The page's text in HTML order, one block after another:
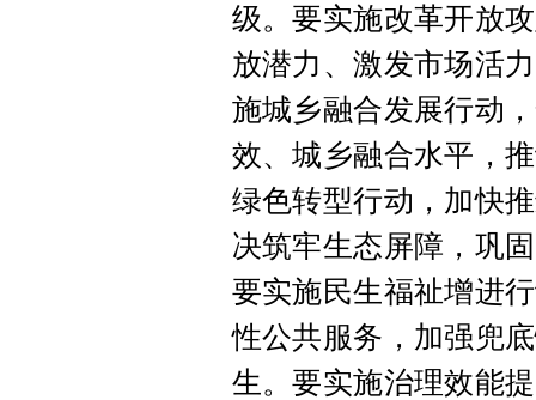
级。要实施改革开放
放潜力、激发市场活
施城乡融合发展行动
效、城乡融合水平，
绿色转型行动，加快
决筑牢生态屏障，巩
要实施民生福祉增进
性公共服务，加强兜
生。要实施治理效能